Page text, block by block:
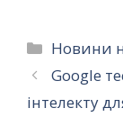
Категорії
Новини
Google
інтелекту